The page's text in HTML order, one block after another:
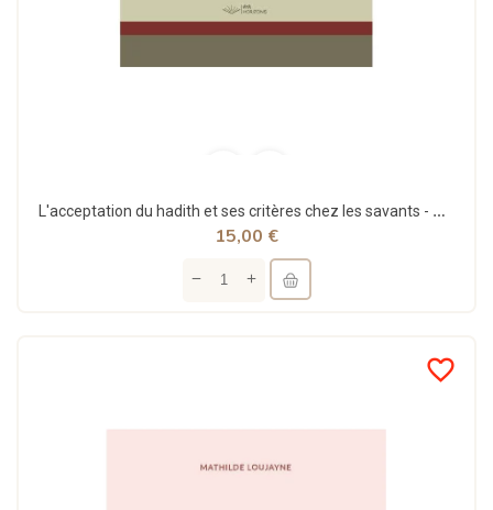
L'acceptation du hadith et ses critères chez les savants - Aya Horizons
15,00 €
favorite_border